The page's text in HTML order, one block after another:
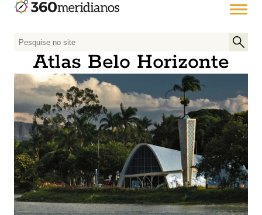
P
q
u
i
s
a
r
p
o
r
:
Atlas Belo Horizonte